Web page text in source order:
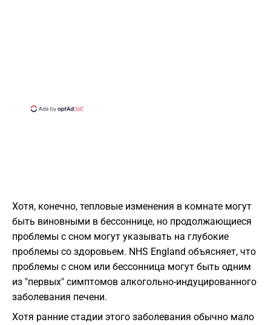
Хотя, конечно, тепловые изменения в комнате могут
быть виновными в бессоннице, но продолжающиеся
проблемы с сном могут указывать на глубокие
проблемы со здоровьем. NHS England объясняет, что
проблемы с сном или бессонница могут быть одним
из "первых" симптомов алкогольно-индуцированного
заболевания печени.
Хотя ранние стадии этого заболевания обычно мало